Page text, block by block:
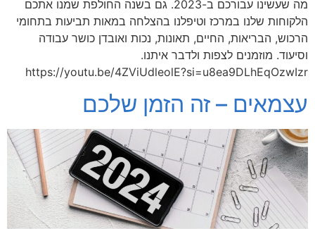
מה שעשינו עבורכם ב-2023. גם בשנה החולפת שמנו אתכם
הלקוחות שלנו במרכז וטיפלנו בהצלחה במאות תביעות בתחומי
הרכוש, הבריאות, החיים, תאונות, נכות ואובדן כושר עבודה
וסיעוד. מוזמנים לצפות ולדבר איתנו.
https://youtu.be/4ZViUdleolE?si=u8ea9DLhEqOzwIzr
עצמאים – זה הזמן שלכם